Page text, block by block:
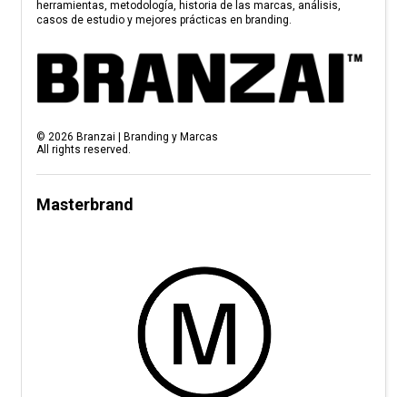
herramientas, metodología, historia de las marcas, análisis,
casos de estudio y mejores prácticas en branding.
© 2026 Branzai | Branding y Marcas
All rights reserved.
Masterbrand